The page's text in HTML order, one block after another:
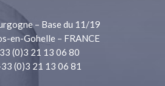
– Base du 11/19
en-Gohelle – FRANCE
(0)3 21 13 06 80
(0)3 21 13 06 81